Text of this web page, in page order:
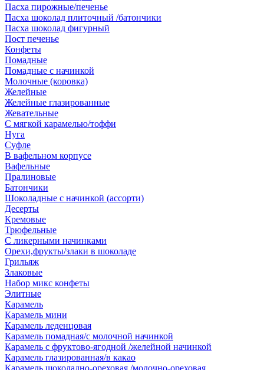
Пасха пирожные/печенье
Пасха шоколад плиточный /батончики
Пасха шоколад фигурный
Пост печенье
Конфеты
Помадные
Помадные с начинкой
Молочные (коровка)
Желейные
Желейные глазированные
Жевательные
С мягкой карамелью/тоффи
Нуга
Суфле
В вафельном корпусе
Вафельные
Пралиновые
Батончики
Шоколадные с начинкой (ассорти)
Десерты
Кремовые
Трюфельные
С ликерными начинками
Орехи,фрукты/злаки в шоколаде
Грильяж
Злаковые
Набор микс конфеты
Элитные
Карамель
Карамель мини
Карамель леденцовая
Карамель помадная/с молочной начинкой
Карамель с фруктово-ягодной /желейной начинкой
Карамель глазированная/в какао
Карамель шоколадно-ореховая /молочно-ореховая